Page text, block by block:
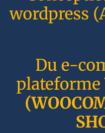
wordpress
Du e-
plateforme